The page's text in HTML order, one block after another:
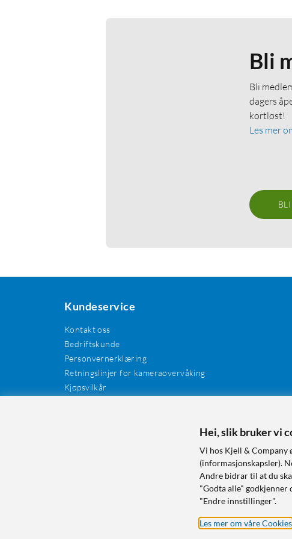
Bli
Bli
dagers
kortløst!
Les mer
Kundeservice
Kontakt oss
Bedriftskunde
Personvernerklæring
Retningslinjer for kameraovervåking
Kjøpsvilkår
Hei, slik bruker vi
Vi hos Kjell & Company
(informasjonskapsler).
Andre bidrar til at du
"Godta alle" godkjenner
"Endre innstillinger".
Les mer om våre Cookies